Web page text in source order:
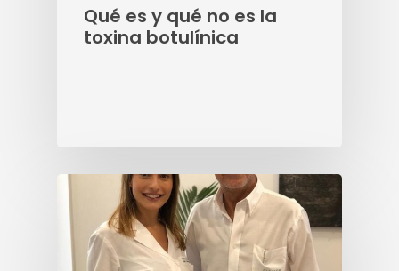
Qué es y qué no es la
toxina botulínica